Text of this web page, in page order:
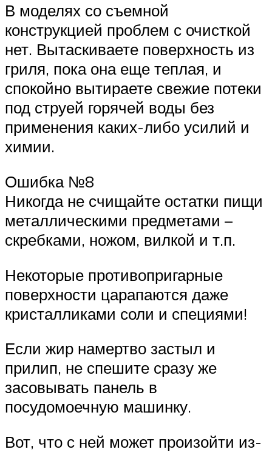
В моделях со съемной
конструкцией проблем с очисткой
нет. Вытаскиваете поверхность из
гриля, пока она еще теплая, и
спокойно вытираете свежие потеки
под струей горячей воды без
применения каких-либо усилий и
химии.
Ошибка №8
Никогда не счищайте остатки пищи
металлическими предметами –
скребками, ножом, вилкой и т.п.
Некоторые противопригарные
поверхности царапаются даже
кристалликами соли и специями!
Если жир намертво застыл и
прилип, не спешите сразу же
засовывать панель в
посудомоечную машинку.
Вот, что с ней может произойти из-